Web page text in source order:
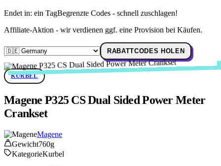
Endet in: ein TagBegrenzte Codes - schnell zuschlagen!
Affiliate-Aktion - wir verdienen ggf. eine Provision bei Käufen.
RABATTCODES HOLEN
KURBEL
Magene P325 CS Dual Sided Power Meter
Crankset
Magene
Gewicht760g
KategorieKurbel